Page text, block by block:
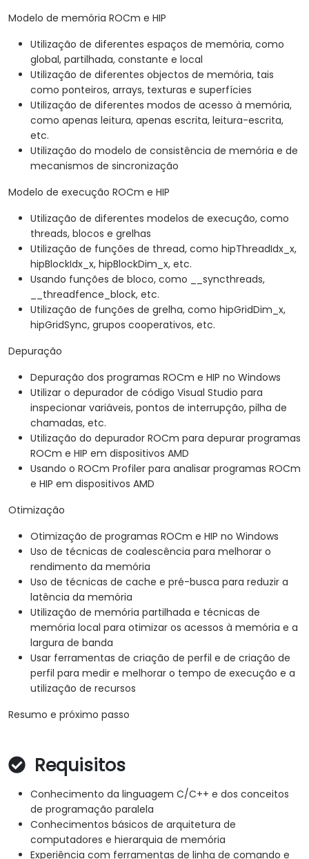
Modelo de memória ROCm e HIP
Utilização de diferentes espaços de memória, como
global, partilhada, constante e local
Utilização de diferentes objectos de memória, tais
como ponteiros, arrays, texturas e superfícies
Utilização de diferentes modos de acesso à memória,
como apenas leitura, apenas escrita, leitura-escrita,
etc.
Utilização do modelo de consistência de memória e de
mecanismos de sincronização
Modelo de execução ROCm e HIP
Utilização de diferentes modelos de execução, como
threads, blocos e grelhas
Utilização de funções de thread, como hipThreadIdx_x,
hipBlockIdx_x, hipBlockDim_x, etc.
Usando funções de bloco, como __syncthreads,
__threadfence_block, etc.
Utilização de funções de grelha, como hipGridDim_x,
hipGridSync, grupos cooperativos, etc.
Depuração
Depuração dos programas ROCm e HIP no Windows
Utilizar o depurador de código Visual Studio para
inspecionar variáveis, pontos de interrupção, pilha de
chamadas, etc.
Utilização do depurador ROCm para depurar programas
ROCm e HIP em dispositivos AMD
Usando o ROCm Profiler para analisar programas ROCm
e HIP em dispositivos AMD
Otimização
Otimização de programas ROCm e HIP no Windows
Uso de técnicas de coalescência para melhorar o
rendimento da memória
Uso de técnicas de cache e pré-busca para reduzir a
latência da memória
Utilização de memória partilhada e técnicas de
memória local para otimizar os acessos à memória e a
largura de banda
Usar ferramentas de criação de perfil e de criação de
perfil para medir e melhorar o tempo de execução e a
utilização de recursos
Resumo e próximo passo
Requisitos
Conhecimento da linguagem C/C++ e dos conceitos
de programação paralela
Conhecimentos básicos de arquitetura de
computadores e hierarquia de memória
Experiência com ferramentas de linha de comando e